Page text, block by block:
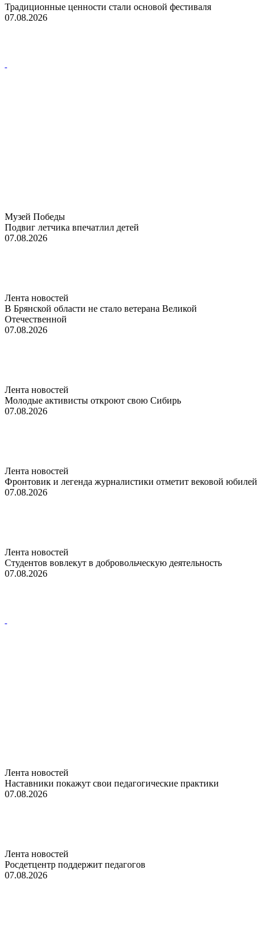
Традиционные ценности стали основой фестиваля
07.08.2026
Музей Победы
Подвиг летчика впечатлил детей
07.08.2026
Лента новостей
В Брянской области не стало ветерана Великой
Отечественной
07.08.2026
Лента новостей
Молодые активисты откроют свою Сибирь
07.08.2026
Лента новостей
Фронтовик и легенда журналистики отметит вековой юбилей
07.08.2026
Лента новостей
Студентов вовлекут в добровольческую деятельность
07.08.2026
Лента новостей
Наставники покажут свои педагогические практики
07.08.2026
Лента новостей
Росдетцентр поддержит педагогов
07.08.2026